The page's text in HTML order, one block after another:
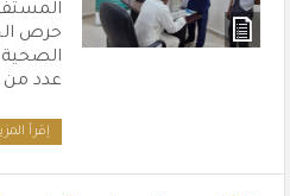
حرص
عدد من
إقرأ